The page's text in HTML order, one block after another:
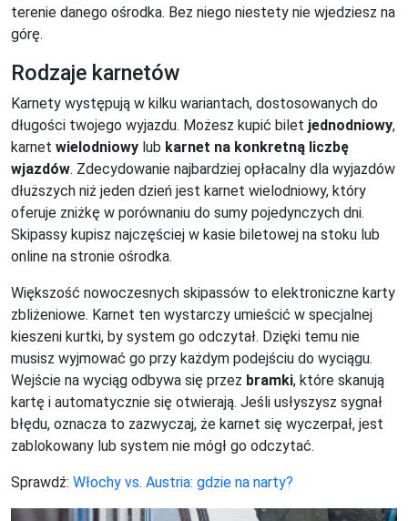
terenie danego ośrodka. Bez niego niestety nie wjedziesz na
górę.
Rodzaje karnetów
Karnety występują w kilku wariantach, dostosowanych do
długości twojego wyjazdu. Możesz kupić bilet jednodniowy,
karnet wielodniowy lub karnet na konkretną liczbę
wjazdów. Zdecydowanie najbardziej opłacalny dla wyjazdów
dłuższych niż jeden dzień jest karnet wielodniowy, który
oferuje zniżkę w porównaniu do sumy pojedynczych dni.
Skipassy kupisz najczęściej w kasie biletowej na stoku lub
online na stronie ośrodka.
Większość nowoczesnych skipassów to elektroniczne karty
zbliżeniowe. Karnet ten wystarczy umieścić w specjalnej
kieszeni kurtki, by system go odczytał. Dzięki temu nie
musisz wyjmować go przy każdym podejściu do wyciągu.
Wejście na wyciąg odbywa się przez bramki, które skanują
kartę i automatycznie się otwierają. Jeśli usłyszysz sygnał
błędu, oznacza to zazwyczaj, że karnet się wyczerpał, jest
zablokowany lub system nie mógł go odczytać.
Sprawdź: Włochy vs. Austria: gdzie na narty?